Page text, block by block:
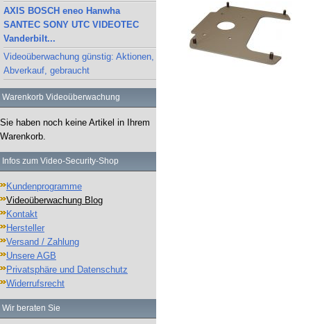
AXIS BOSCH eneo Hanwha
SANTEC SONY UTC VIDEOTEC
Vanderbilt...
Videoüberwachung günstig: Aktionen,
Abverkauf, gebraucht
Warenkorb Videoüberwachung
Sie haben noch keine Artikel in Ihrem
Warenkorb.
Infos zum Video-Security-Shop
Kundenprogramme
Videoüberwachung Blog
Kontakt
Hersteller
Versand / Zahlung
Unsere AGB
Privatsphäre und Datenschutz
Widerrufsrecht
Wir beraten Sie